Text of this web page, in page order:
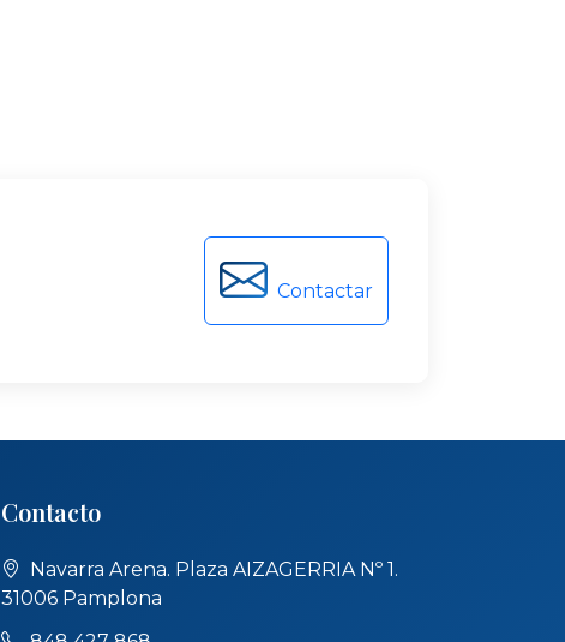
Contactar
Contacto
Navarra Arena. Plaza AIZAGERRIA Nº 1.
31006 Pamplona